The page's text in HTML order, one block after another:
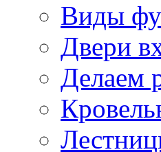
Виды
Двери
Делаем